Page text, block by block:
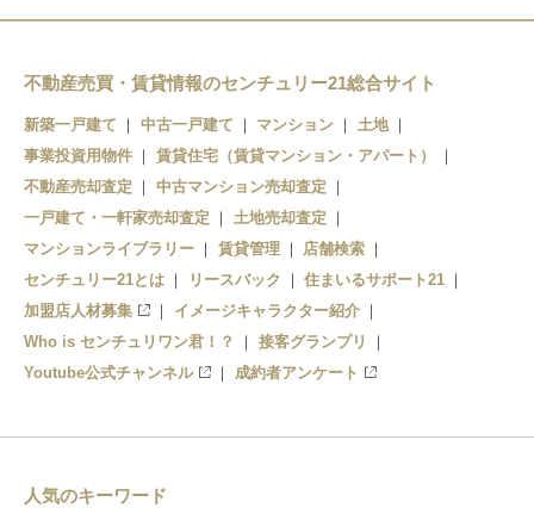
不動産売買・賃貸情報のセンチュリー21総合サイト
新築一戸建て 中古一戸建て マンション
土地
事業投資用物件
賃貸住宅（賃貸マンション・アパート）
不動産売却査定
中古マンション売却査定
一戸建て・一軒家売却査定
土地売却査定
マンションライブラリー
賃貸管理
店舗検索
センチュリー21とは
リースバック
住まいるサポート21
加盟店人材募集
イメージキャラクター紹介
Who is センチュリワン君！？
接客グランプリ
Youtube公式チャンネル
成約者アンケート
人気のキーワード